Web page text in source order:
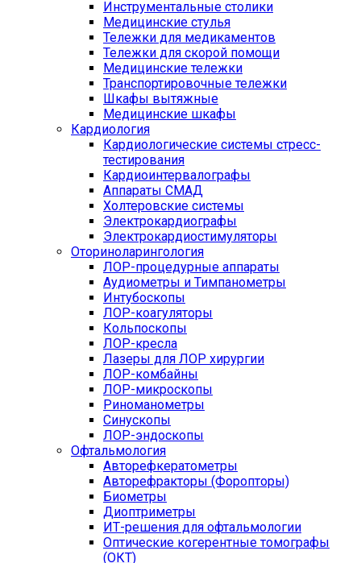
Инструментальные столики
Медицинские стулья
Тележки для медикаментов
Тележки для скорой помощи
Медицинские тележки
Транспортировочные тележки
Шкафы вытяжные
Медицинские шкафы
Кардиология
Кардиологические системы стресс-
тестирования
Кардиоинтервалографы
Аппараты СМАД
Холтеровские системы
Электрокардиографы
Электрокардиостимуляторы
Оториноларингология
ЛОР-процедурные аппараты
Аудиометры и Тимпанометры
Интубоскопы
ЛОР-коагуляторы
Кольпоскопы
ЛОР-кресла
Лазеры для ЛОР хирургии
ЛОР-комбайны
ЛОР-микроскопы
Риноманометры
Синускопы
ЛОР-эндоскопы
Офтальмология
Авторефкератометры
Авторефракторы (Форопторы)
Биометры
Диоптриметры
ИТ-решения для офтальмологии
Оптические когерентные томографы
(ОКТ)